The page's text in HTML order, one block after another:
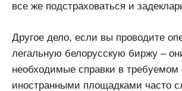
все же подстраховаться и
Другое дело, если вы проводите
легальную белорусскую биржу –
необходимые справки в
иностранными площадками часто